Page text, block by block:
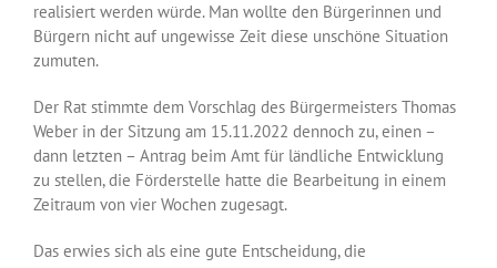
realisiert werden würde. Man wollte den Bürgerinnen und
Bürgern nicht auf ungewisse Zeit diese unschöne Situation
zumuten.
Der Rat stimmte dem Vorschlag des Bürgermeisters Thomas
Weber in der Sitzung am 15.11.2022 dennoch zu, einen –
dann letzten – Antrag beim Amt für ländliche Entwicklung
zu stellen, die Förderstelle hatte die Bearbeitung in einem
Zeitraum von vier Wochen zugesagt.
Das erwies sich als eine gute Entscheidung, die